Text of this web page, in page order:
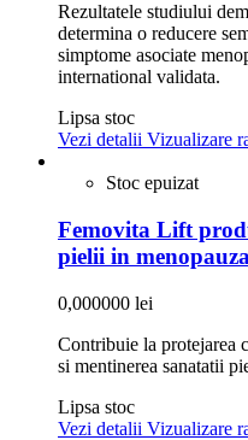
Rezultatele studiului
determina o reducere
simptome asociate
international validata.
Lipsa stoc
Vezi detalii Vizualizare
Stoc epuizat
Femovita Lift
pielii in
0,000000 lei
Contribuie la protejarea
si mentinerea sanatatii
Lipsa stoc
Vezi detalii Vizualizare